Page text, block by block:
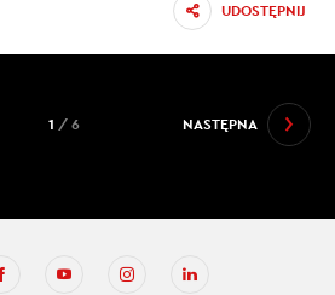
UDOSTĘPNIJ
NASTĘPNA
1 / 6